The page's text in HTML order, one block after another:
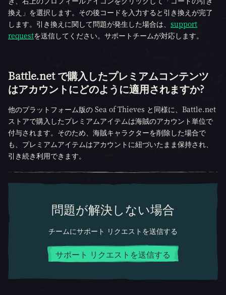
換え」を選択します。その後コードを入力すると引き換えが完了
します。引き換えに関して問題が発生した場合は、 support
requestを送信してください。サポートチームが対応します。
Battle.net で購入したプレミアムコンテンツ
はアカウントにどのように適用されますか?
他のプラットフォーム版の Sea of Thieves と同様に、Battle.net
ストアで購入したプレミアムアイテムは海賊のアカウント単位で
付与されます。そのため、海賊キャラクターを削除した場合で
も、プレミアムアイテムはアカウントに紐づいたまま保持され、
引き続き利用できます。
問題が解決しない場合
チームにサポート リクエストを送信する
サポート リクエストを送信する